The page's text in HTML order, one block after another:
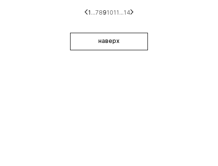
1 ...7891011 ...14
наверх